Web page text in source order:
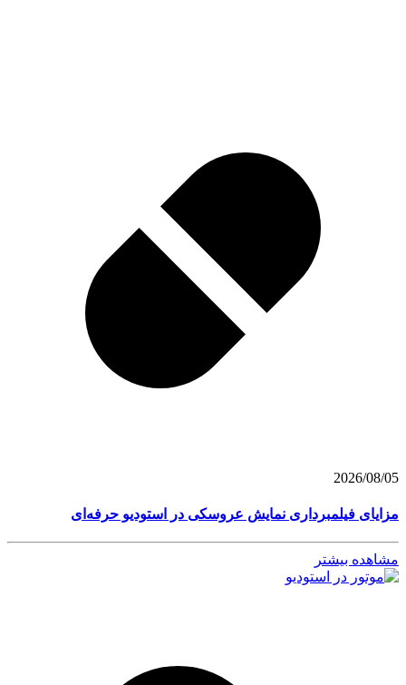
2026/08/05
مزایای فیلمبرداری نمایش عروسکی در استودیو حرفه‌ای
مشاهده بیشتر